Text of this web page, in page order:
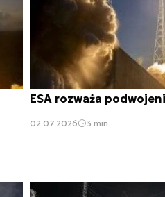
ESA rozważa
02.07.2026 3 min.